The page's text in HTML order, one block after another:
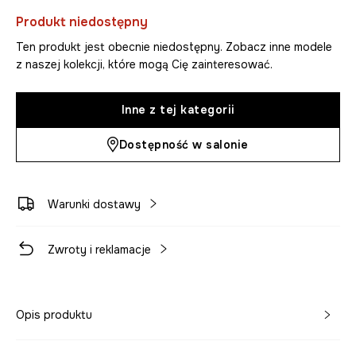
Produkt niedostępny
Ten produkt jest obecnie niedostępny. Zobacz inne modele
z naszej kolekcji, które mogą Cię zainteresować.
Inne z tej kategorii
Dostępność w salonie
Warunki dostawy
Zwroty i reklamacje
Opis produktu